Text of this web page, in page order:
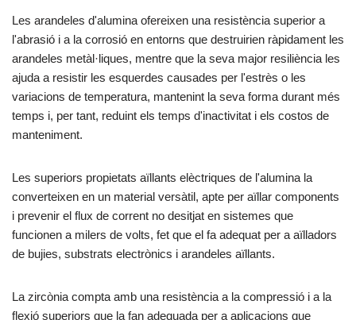
Les arandeles d'alumina ofereixen una resistència superior a
l'abrasió i a la corrosió en entorns que destruirien ràpidament les
arandeles metàl·liques, mentre que la seva major resiliència les
ajuda a resistir les esquerdes causades per l'estrès o les
variacions de temperatura, mantenint la seva forma durant més
temps i, per tant, reduint els temps d'inactivitat i els costos de
manteniment.
Les superiors propietats aïllants elèctriques de l'alumina la
converteixen en un material versàtil, apte per aïllar components
i prevenir el flux de corrent no desitjat en sistemes que
funcionen a milers de volts, fet que el fa adequat per a aïlladors
de bujies, substrats electrònics i arandeles aïllants.
La zircònia compta amb una resistència a la compressió i a la
flexió superiors que la fan adequada per a aplicacions que